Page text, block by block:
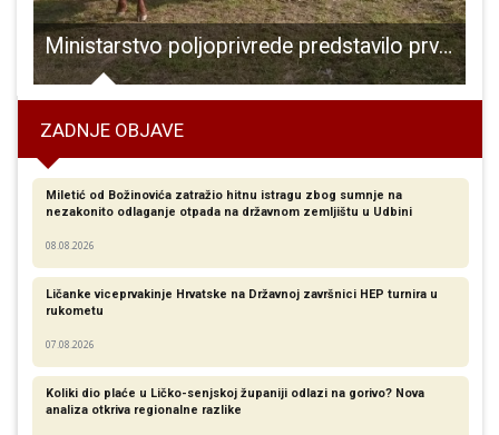
Ministarstvo poljoprivrede predstavilo prve mjere suzbijanja posljedica koronavirusa
ZADNJE OBJAVE
Miletić od Božinovića zatražio hitnu istragu zbog sumnje na
nezakonito odlaganje otpada na državnom zemljištu u Udbini
08.08.2026
Ličanke viceprvakinje Hrvatske na Državnoj završnici HEP turnira u
rukometu
07.08.2026
Koliki dio plaće u Ličko-senjskoj županiji odlazi na gorivo? Nova
analiza otkriva regionalne razlike​